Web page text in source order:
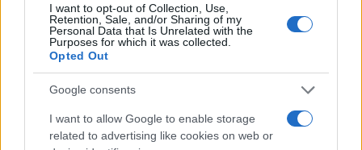
I want to opt-out of Collection, Use,
Retention, Sale, and/or Sharing of my
Personal Data that Is Unrelated with the
Purposes for which it was collected.
Opted Out
Google consents
I want to allow Google to enable storage
related to advertising like cookies on web or
πλοίων επιφανείας
Metlen
πριν 1 ώρα
Τσίπρας: «Σήμερα όχι
μόνο ξέρω τι θέλω,
αλλά και πώς να το
κάνω» - Επίθεση στην